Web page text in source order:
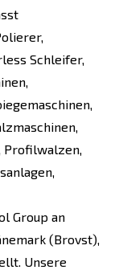
Schleifer,
Profilwalzen,
Group an
(Brovst),
Unsere